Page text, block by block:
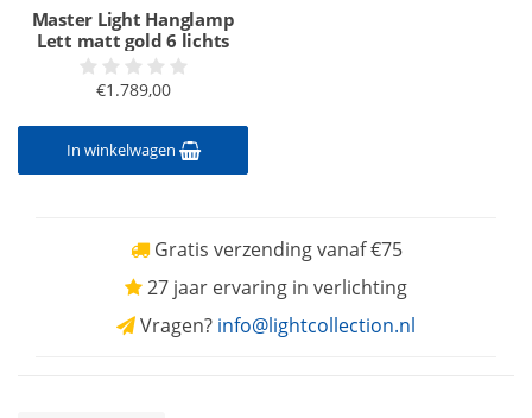
Master Light Hanglamp
Lett matt gold 6 lichts
€1.789,00
In winkelwagen
Gratis verzending vanaf €75
27 jaar ervaring in verlichting
Vragen? info@lightcollection.nl